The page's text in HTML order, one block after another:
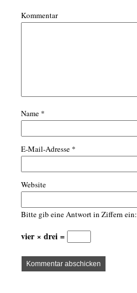
Kommentar
Name *
E-Mail-Adresse *
Website
Bitte gib eine Antwort in Ziffern ein:
vier × drei =